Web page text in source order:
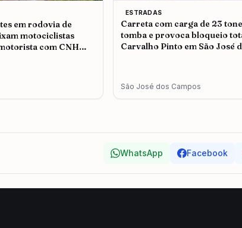
em rodovia de
motociclistas
com CNH
ESTRADAS
Carreta com carga de 23
tomba e provoca bloqueio
Carvalho Pinto em São José
São José dos Campos
WhatsApp Facebook